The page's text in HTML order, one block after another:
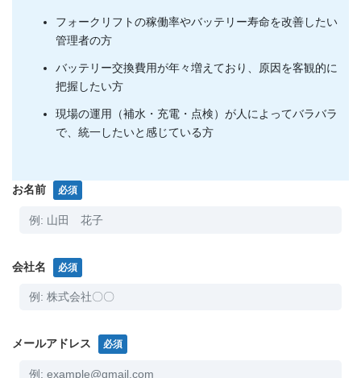
フォークリフトの稼働率やバッテリー寿命を改善したい
管理者の方
バッテリー交換費用が年々増えており、原因を客観的に
把握したい方
現場の運用（補水・充電・点検）が人によってバラバラ
で、統一したいと感じている方
お名前 必須
会社名 必須
メールアドレス 必須